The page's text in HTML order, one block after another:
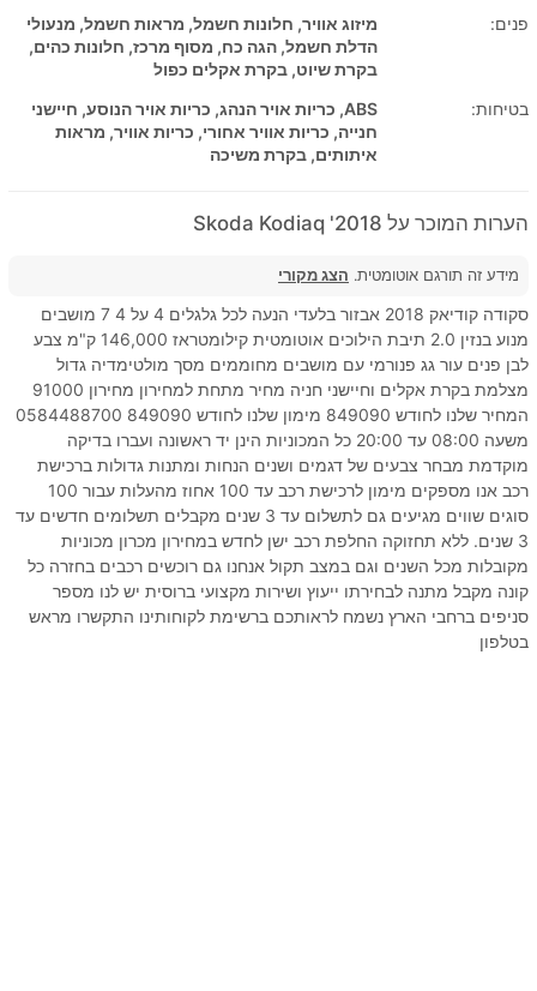
פנים:
מיזוג אוויר, חלונות חשמל, מראות חשמל, מנעולי
הדלת חשמל, הגה כח, מסוף מרכז, חלונות כהים,
בקרת שיוט, בקרת אקלים כפול
בטיחות:
ABS, כריות אויר הנהג, כריות אויר הנוסע, חיישני
חנייה, כריות אוויר אחורי, כריות אוויר, מראות
איתותים, בקרת משיכה
הערות המוכר על 2018' Skoda Kodiaq
מידע זה תורגם אוטומטית. הצג מקורי
סקודה קודיאק 2018 אבזור בלעדי הנעה לכל גלגלים 4 על 4 7 מושבים
מנוע בנזין 2.0 תיבת הילוכים אוטומטית קילומטראז 146,000 ק"מ צבע
לבן פנים עור גג פנורמי עם מושבים מחוממים מסך מולטימדיה גדול
מצלמת בקרת אקלים וחיישני חניה מחיר מתחת למחירון מחירון 91000
המחיר שלנו לחודש 849090 מימון שלנו לחודש 849090 0584488700
משעה 08:00 עד 20:00 כל המכוניות הינן יד ראשונה ועברו בדיקה
מוקדמת מבחר צבעים של דגמים ושנים הנחות ומתנות גדולות ברכישת
רכב אנו מספקים מימון לרכישת רכב עד 100 אחוז מהעלות עבור 100
סוגים שווים מגיעים גם לתשלום עד 3 שנים מקבלים תשלומים חדשים עד
3 שנים. ללא תחזוקה החלפת רכב ישן לחדש במחירון מכרון מכוניות
מקובלות מכל השנים וגם במצב תקול אנחנו גם רוכשים רכבים בחזרה כל
קונה מקבל מתנה לבחירתו ייעוץ ושירות מקצועי ברוסית יש לנו מספר
סניפים ברחבי הארץ נשמח לראותכם ברשימת לקוחותינו התקשרו מראש
בטלפון